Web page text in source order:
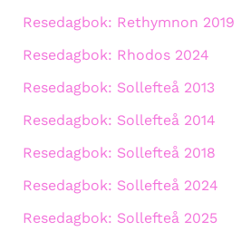
Resedagbok: Rethymnon 2019
Resedagbok: Rhodos 2024
Resedagbok: Sollefteå 2013
Resedagbok: Sollefteå 2014
Resedagbok: Sollefteå 2018
Resedagbok: Sollefteå 2024
Resedagbok: Sollefteå 2025